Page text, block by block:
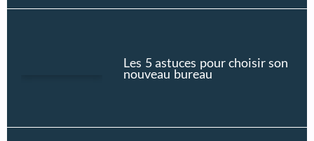
Les 5 astuces pour choisir son
nouveau bureau